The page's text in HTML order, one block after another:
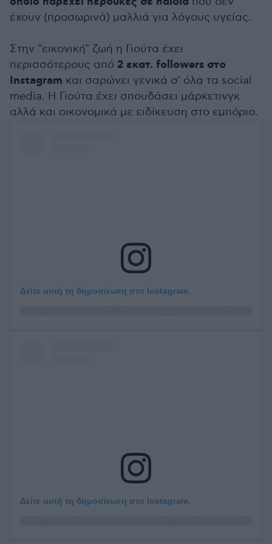
έχουν (προσωρινά) μαλλιά για λόγους υγείας.
Στην "εικονική" ζωή η Γιούτα έχει
περισσότερους από 2 εκατ. followers στο
Instagram και σαρώνει γενικά σ' όλα τα social
media. Η Γιούτα έχει σπουδάσει μάρκετινγκ
αλλά και οικονομικά με ειδίκευση στο εμπόριο.
Δείτε αυτή τη δημοσίευση στο Instagram.
Δείτε αυτή τη δημοσίευση στο Instagram.